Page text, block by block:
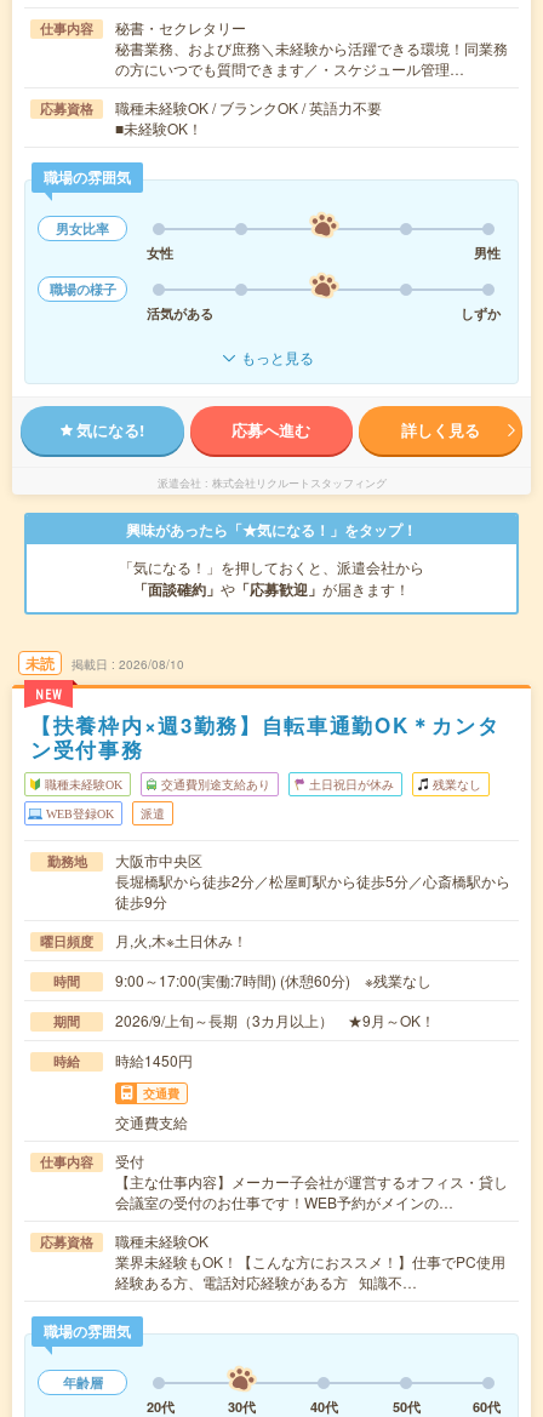
仕事内容
秘書・セクレタリー
秘書業務、および庶務＼未経験から活躍できる環境！同業務
の方にいつでも質問できます／・スケジュール管理…
応募資格
職種未経験OK / ブランクOK / 英語力不要
■未経験OK！
職場の雰囲気
男女比率
女性
男性
職場の様子
活気がある
しずか
もっと見る
気になる! 応募へ進む 詳しく見る
派遣会社 株式会社リクルートスタッフィング
興味があったら「★気になる！」をタップ！
「気になる！」を押しておくと、派遣会社から
「面談確約」 や 「応募歓迎」 が届きます！
未読
NEW
掲載日 2026/08/10
【扶養枠内×週3勤務】自転車通勤OK＊カンタ
ン受付事務
職種未経験OK 交通費別途支給あり 土日祝日が休み 残業なし
WEB登録OK 派遣
勤務地
大阪市中央区
長堀橋駅から徒歩2分／松屋町駅から徒歩5分／心斎橋駅から
徒歩9分
曜日頻度 月,火,木※土日休み！
時間 9:00～17:00(実働:7時間) (休憩60分) ※残業なし
期間 2026/9/上旬～長期（3カ月以上） ★9月～OK！
時給 時給1450円
交通費
交通費支給
仕事内容
受付
【主な仕事内容】メーカー子会社が運営するオフィス・貸し
会議室の受付のお仕事です！WEB予約がメインの…
応募資格
職種未経験OK
業界未経験もOK！【こんな方におススメ！】仕事でPC使用
経験ある方、電話対応経験がある方 知識不…
職場の雰囲気
年齢層
20代
30代 40代 50代 60代